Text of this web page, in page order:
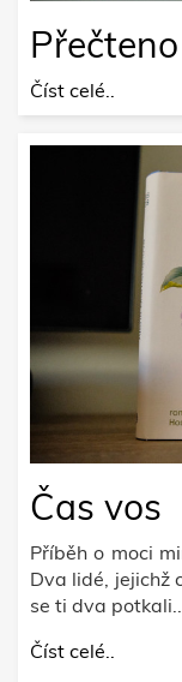
Číst celé..
Čas vos
Příběh o moci
Dva lidé, jejichž
se ti dva potkali..
Číst celé..